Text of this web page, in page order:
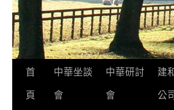
首
頁
中華坐談
會
中華研討
會
建
公